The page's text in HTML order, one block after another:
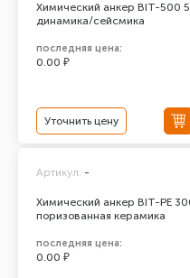
Химический анкер BIT-500
динамика/сейсмика
последняя цена:
0.00 ₽
Уточнить цену
Химический анкер BIT-PE
поризованная керамика
Артикул: -
последняя цена:
0.00 ₽